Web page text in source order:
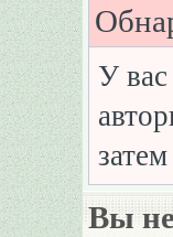
У
Вы